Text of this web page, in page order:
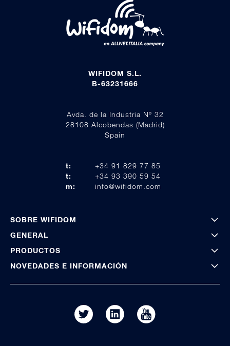
WIFIDOM S.L.
B-63231666
Avda. de la Industria Nº 32
28108 Alcobendas (Madrid)
Spain
t:
+34 91 829 77 85
t:
+34 93 390 59 54
m:
info@wifidom.com
SOBRE WIFIDOM
GENERAL
PRODUCTOS
NOVEDADES E INFORMACIÓN